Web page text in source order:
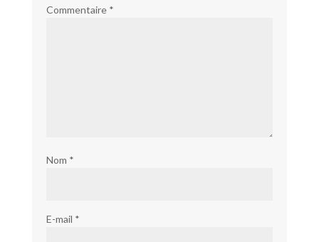
Commentaire *
Nom *
E-mail *